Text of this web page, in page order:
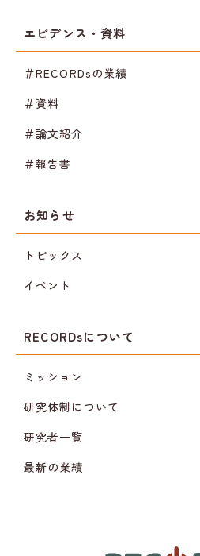
エビデンス・資料
＃RECORDsの業績
＃資料
＃論文紹介
＃報告書
お知らせ
トピックス
イベント
RECORDsについて
ミッション
研究体制について
研究者一覧
最新の業績